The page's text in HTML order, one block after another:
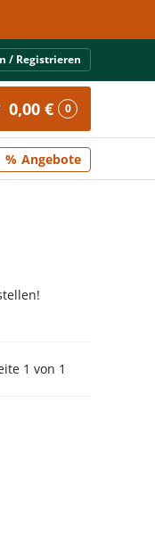
/ Registrieren
0,00 € 0
Angebote
Seite
1 von 1